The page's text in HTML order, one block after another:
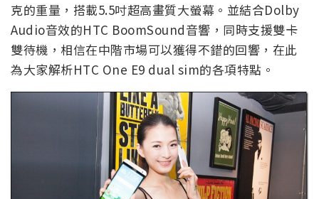
克的重量，搭載5.5吋超高畫質大螢幕。並結合Dolby
Audio音效的HTC BoomSound音響，同時支援雙卡
雙待機，相信在中階市場可以獲得不錯的回響，在此
為大家解析HTC One E9 dual sim的各項特點。